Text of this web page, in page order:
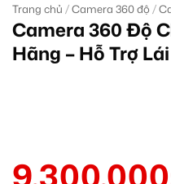
Trang chủ /Camera 360 độ /
Camera 360 Độ
Hãng – Hỗ Trợ